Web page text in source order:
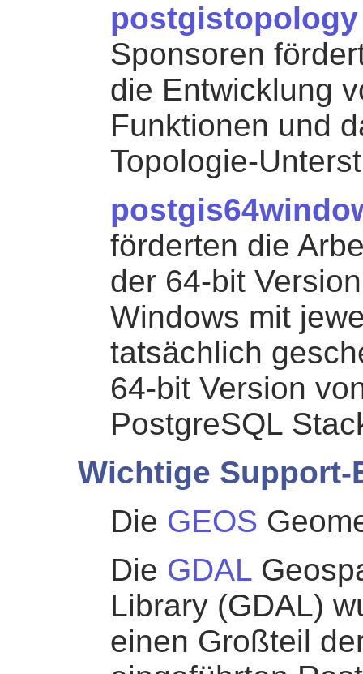
postgistopology
Sponsoren
die Entwicklung
Funktionen und
Topologie-
förderten die
der 64-bit
Windows mit
tatsächlich
64-bit Version
PostgreSQL
Wichtige
Die GEOS
Die GDAL
Library (GDAL)
einen Großteil